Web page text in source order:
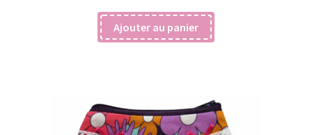
Ajouter au panier